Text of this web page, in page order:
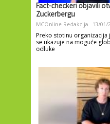
Fact-checkeri objavili
Zuckerbergu
MCOnline Redakcija 13/01/
Preko stotinu
se ukazuje na moguće
odluke